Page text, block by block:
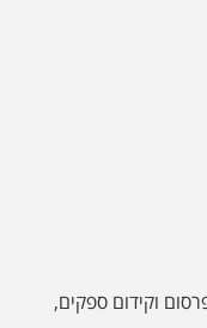
וקידום ספקים,